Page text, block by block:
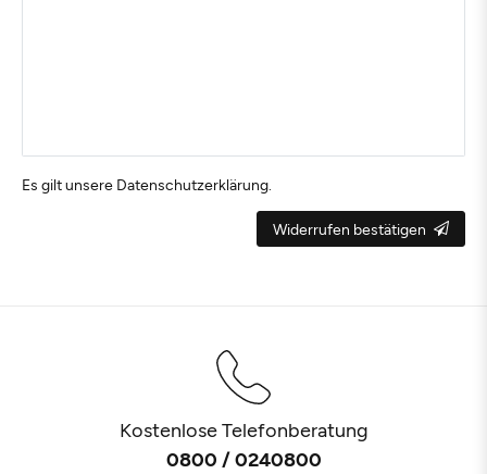
Es gilt unsere Daten­schutz­erklärung
Widerrufen bestätigen
Kostenlose Telefonberatung
0800 / 0240800